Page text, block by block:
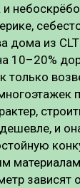
дома из
10–20%
только
и
зависят